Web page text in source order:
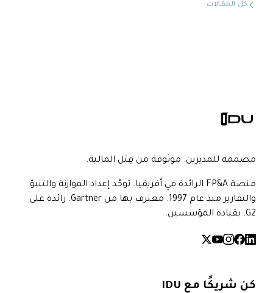
كل المقالات
مصممة للمديرين. موثوقة من قِبَل المالية.
منصة FP&A الرائدة في أفريقيا. توحّد إعداد الموازنة والتنبؤ
والتقارير منذ عام 1997. معترف بها من Gartner. رائدة على
G2. بقيادة المؤسسين.
كن شريكًا مع IDU